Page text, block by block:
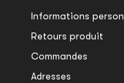
Informations
Retours produit
Commandes
Adresses